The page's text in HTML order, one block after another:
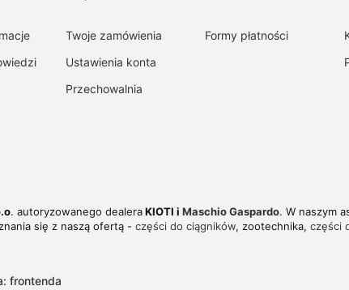
Twoje zamówienia
Ustawienia konta
Przechowalnia
Formy płatności
. autoryzowanego dealeraKIOTI i Maschio Gaspardo. W naszym
się z naszą ofertą - części do ciągników, zootechnika, części
frontenda